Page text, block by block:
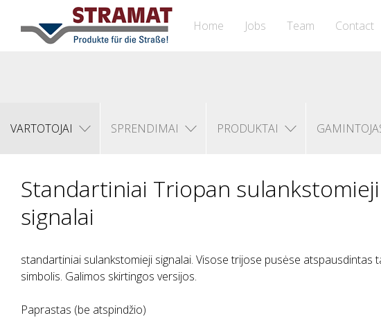
Home Jobs Team Contact
VARTOTOJAI SPRENDIMAI PRODUKTAI
Standartiniai Triopan sulankstomieji
signalai
standartiniai sulankstomieji signalai. Visose trijose pusėse atspausdintas
simbolis. Galimos skirtingos versijos.
Paprastas (be atspindžio)